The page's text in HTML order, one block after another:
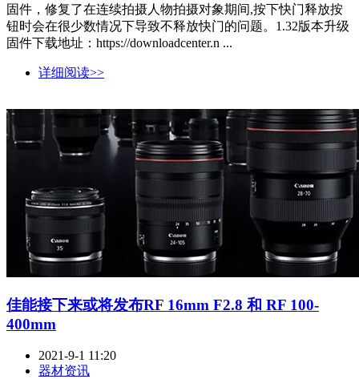
固件，修复了在连续拍摄人物拍摄对象期间,按下快门释放按
钮时会在很少数情况下导致不释放快门的问题。1.32版本升级
固件下载地址：https://downloadcenter.n ...
详细阅读>>
佳能接下来或将发布RF 16mm F2.8 和 RF 100-
400mm
2021-9-1 11:20
器材资讯